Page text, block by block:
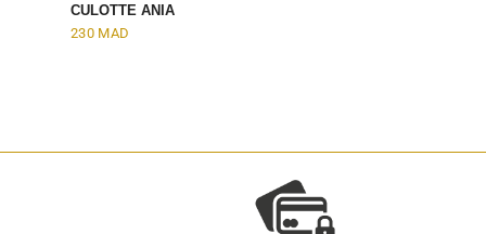
CULOTTE ANIA
230 MAD